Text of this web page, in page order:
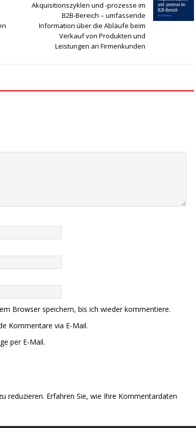
Akquisitionszyklen und -prozesse im
B2B-Bereich – umfassende
Information über die Abläufe beim
Verkauf von Produkten und
Leistungen an Firmenkunden
Browser speichern, bis ich wieder kommentiere.
Kommentare via E-Mail.
per E-Mail.
reduzieren. Erfahren Sie, wie Ihre Kommentardaten